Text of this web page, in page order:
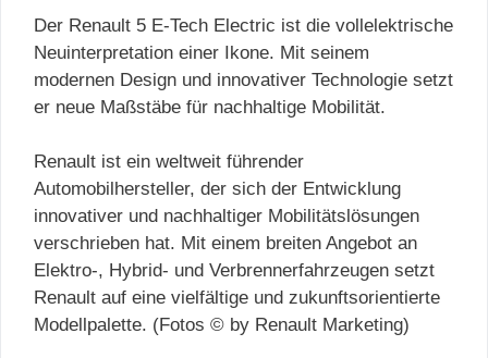
Der Renault 5 E-Tech Electric ist die vollelektrische
Neuinterpretation einer Ikone. Mit seinem
modernen Design und innovativer Technologie setzt
er neue Maßstäbe für nachhaltige Mobilität.
Renault ist ein weltweit führender
Automobilhersteller, der sich der Entwicklung
innovativer und nachhaltiger Mobilitätslösungen
verschrieben hat. Mit einem breiten Angebot an
Elektro-, Hybrid- und Verbrennerfahrzeugen setzt
Renault auf eine vielfältige und zukunftsorientierte
Modellpalette. (Fotos © by Renault Marketing)